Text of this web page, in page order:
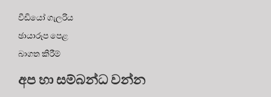
වීඩියෝ ගැලරිය
ඡායාරූප පෙළ
බාගත කිරීම්
අප හා සම්බන්ධ වන්න